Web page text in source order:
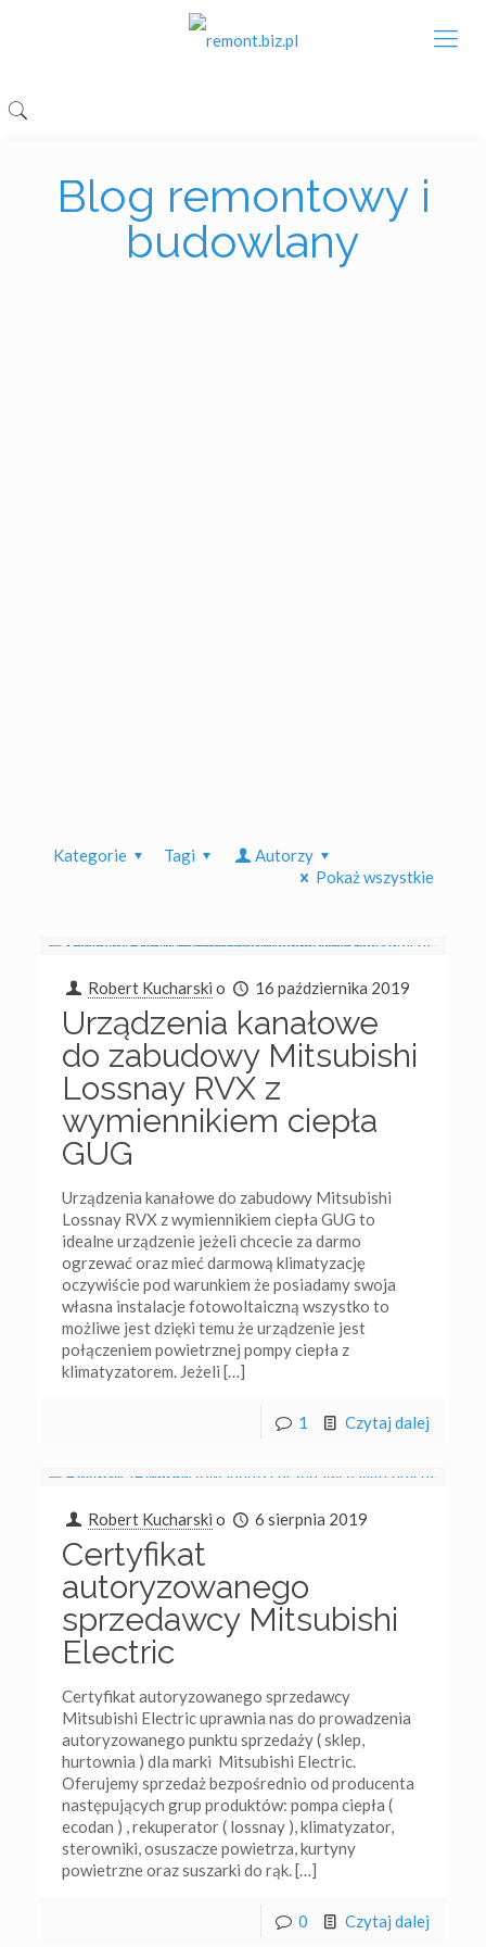
Blog remontowy i
budowlany
Kategorie Tagi
Autorzy
Pokaż wszystkie
Robert Kucharski o 16 października 2019
Urządzenia kanałowe
do zabudowy Mitsubishi
Lossnay RVX z
wymiennikiem ciepła
GUG
Urządzenia kanałowe do zabudowy Mitsubishi
Lossnay RVX z wymiennikiem ciepła GUG to
idealne urządzenie jeżeli chcecie za darmo
ogrzewać oraz mieć darmową klimatyzację
oczywiście pod warunkiem że posiadamy swoja
własna instalacje fotowoltaiczną wszystko to
możliwe jest dzięki temu że urządzenie jest
połączeniem powietrznej pompy ciepła z
klimatyzatorem. Jeżeli […]
1 Czytaj dalej
Robert Kucharski o 6 sierpnia 2019
Certyfikat
autoryzowanego
sprzedawcy Mitsubishi
Electric
Certyfikat autoryzowanego sprzedawcy
Mitsubishi Electric uprawnia nas do prowadzenia
autoryzowanego punktu sprzedaży ( sklep,
hurtownia ) dla marki Mitsubishi Electric.
Oferujemy sprzedaż bezpośrednio od producenta
następujących grup produktów: pompa ciepła (
ecodan ) , rekuperator ( lossnay ), klimatyzator,
sterowniki, osuszacze powietrza, kurtyny
powietrzne oraz suszarki do rąk.[…]
0 Czytaj dalej